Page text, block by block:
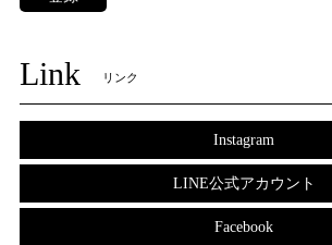
Link リンク
Instagram
LINE公式アカウント
Facebook